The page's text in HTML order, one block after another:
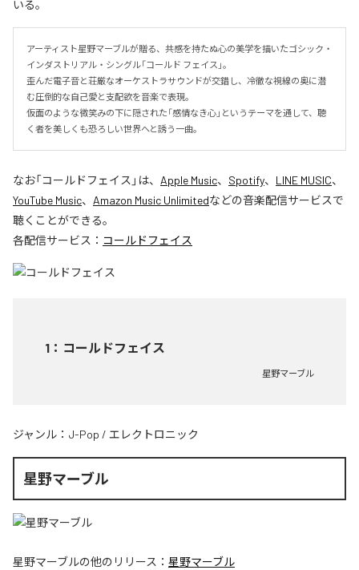
いる。
アーティスト星野マーブルが贈る、共感を持たぬ心の美学を描いたゴシック・
インダストリアル・シングル「コールド フェイス」。
歪んだ電子音と荘厳なオーケストラサウンドが交錯し、冷徹な視線の奥に潜
む圧倒的な自己愛と支配欲を音楽で表現。
仮面のような微笑みの下に隠された「感情なき心」というテーマを通して、聴
く者を美しくも恐ろしい世界へと誘う一曲。
なお「コールドフェイス 」は、 Apple Music、 Spotify、 LINE MUSIC、
YouTube Music、 Amazon Music Unlimitedなどの音楽配信サービスで
聴くことができる。
各配信サービス： コールドフェイス
1 ： コールドフェイス
星野マーブル
ジャンル： J-Pop / エレクトロニック
星野マーブル
星野マーブルの他のリリース： 星野マーブル